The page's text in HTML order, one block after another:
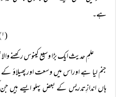
ہے۔
(۱)
علمِ حدیث ایک بڑا وسیع کینوس رکھنے
جنم لیا ہے اوراس میں وسعت اورپھیلاؤ
ہاں اندازِتدریس کے بعض پہلو ایسے ہیں